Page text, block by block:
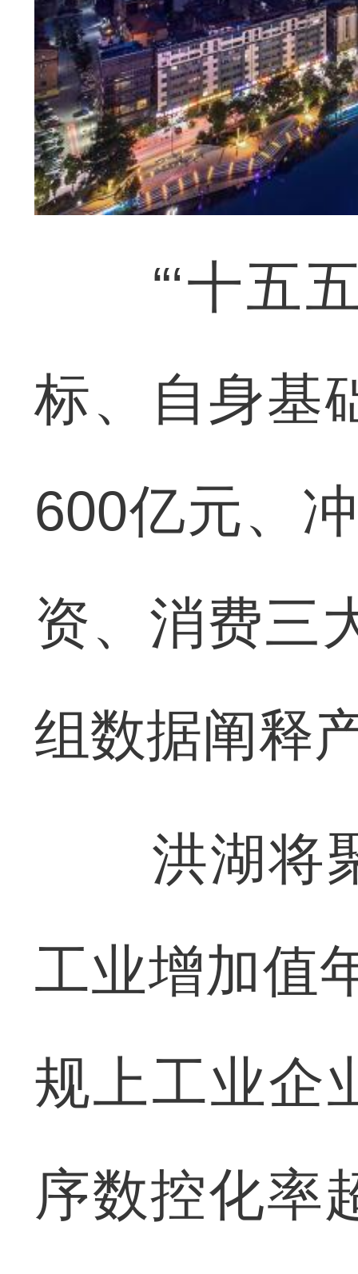
“‘十五五
标、自身基
600亿元、
资、消费三
组数据阐释
洪湖将聚
工业增加值
规上工业企
序数控化率